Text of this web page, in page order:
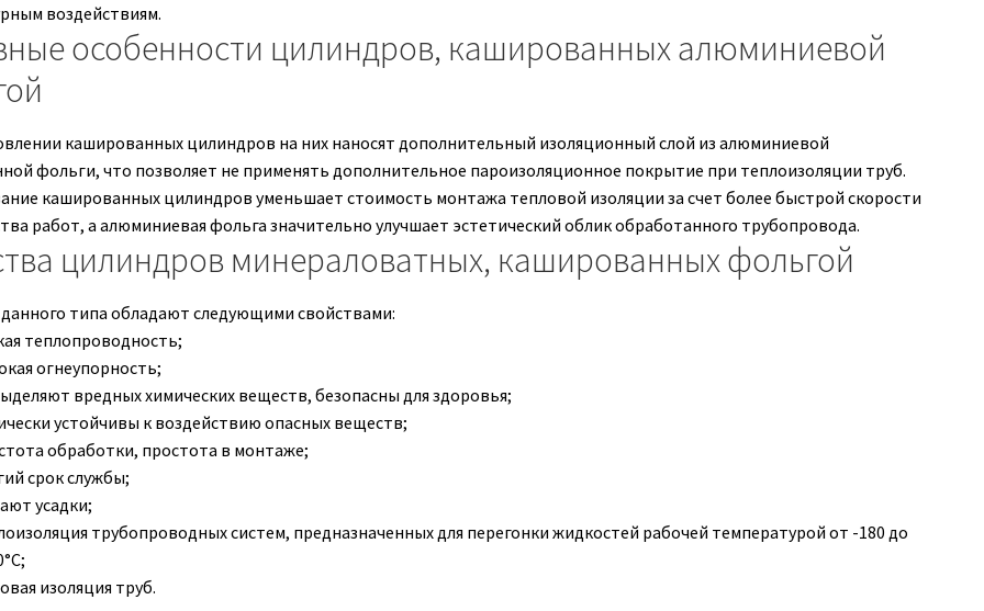
воздействиям.
особенности цилиндров, кашированных алюминиевой
кашированных цилиндров на них наносят дополнительный изоляционный слой из алюминиевой
фольги, что позволяет не применять дополнительное пароизоляционное покрытие при теплоизоляции труб.
кашированных цилиндров уменьшает стоимость монтажа тепловой изоляции за счет более быстрой скорости
работ, а алюминиевая фольга значительно улучшает эстетический облик обработанного трубопровода.
цилиндров минераловатных, кашированных фольгой
типа обладают следующими свойствами:
теплопроводность;
огнеупорность;
вредных химических веществ, безопасны для здоровья;
устойчивы к воздействию опасных веществ;
обработки, простота в монтаже;
срок службы;
усадки;
трубопроводных систем, предназначенных для перегонки жидкостей рабочей температурой от -180 до
изоляция труб.